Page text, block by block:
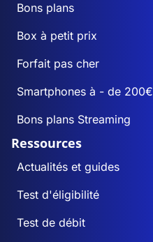
Bons plans
Box à petit prix
Forfait pas cher
Smartphones à - de 200€
Bons plans Streaming
Ressources
Actualités et guides
Test d'éligibilité
Test de débit